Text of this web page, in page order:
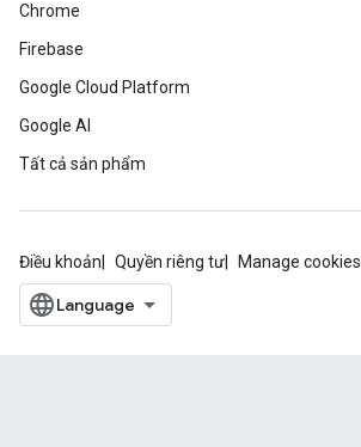
Chrome
Firebase
Google Cloud Platform
Google AI
Tất cả sản phẩm
Điều khoản Quyền riêng tư Manage cookies